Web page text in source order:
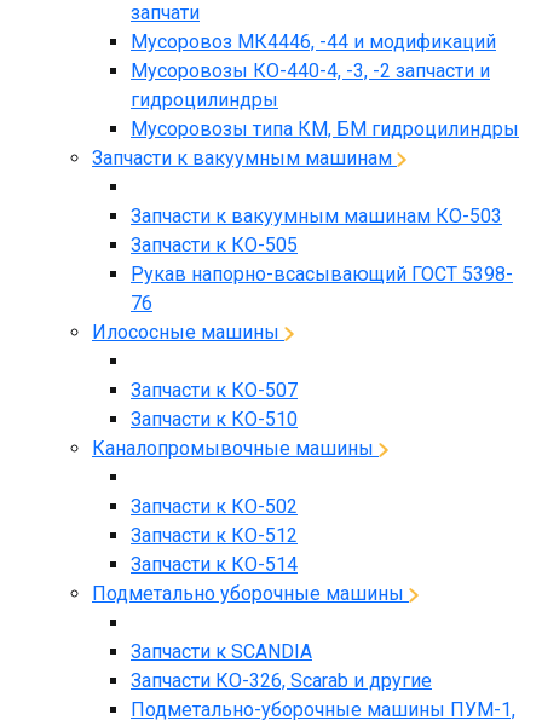
запчати
Мусоровоз МК4446, -44 и модификаций
Мусоровозы КО-440-4, -3, -2 запчасти и
гидроцилиндры
Мусоровозы типа КМ, БМ гидроцилиндры
Запчасти к вакуумным машинам
Запчасти к вакуумным машинам КО-503
Запчасти к КО-505
Рукав напорно-всасывающий ГОСТ 5398-
76
Илососные машины
Запчасти к КО-507
Запчасти к КО-510
Каналопромывочные машины
Запчасти к КО-502
Запчасти к КО-512
Запчасти к КО-514
Подметально уборочные машины
Запчасти к SCANDIA
Запчасти КО-326, Scarab и другие
Подметально-уборочные машины ПУМ-1,